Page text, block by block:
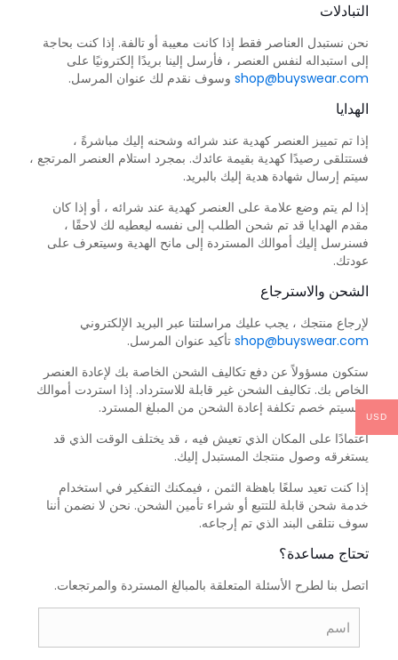
التبادلات
نحن نستبدل العناصر فقط إذا كانت معيبة أو تالفة. إذا كنت بحاجة
إلى استبداله لنفس العنصر ، فأرسل إلينا بريدًا إلكترونيًا على
shop@buyswear.com وسوف نقدم لك عنوان المرسل.
الهدايا
إذا تم تمييز العنصر كهدية عند شرائه وشحنه إليك مباشرةً ،
فستتلقى رصيدًا كهدية بقيمة عائدك. بمجرد استلام العنصر المرتجع ،
سيتم إرسال شهادة هدية إليك بالبريد.
إذا لم يتم وضع علامة على العنصر كهدية عند شرائه ، أو إذا كان
مقدم الهدايا قد تم شحن الطلب إلى نفسه ليعطيه لك لاحقًا ،
فسنرسل إليك أموالك المستردة إلى مانح الهدية وسيتعرف على
عودتك.
الشحن والاسترجاع
لإرجاع منتجك ، يجب عليك مراسلتنا عبر البريد الإلكتروني
shop@buyswear.com تأكيد عنوان المرسل.
ستكون مسؤولاً عن دفع تكاليف الشحن الخاصة بك لإعادة العنصر
الخاص بك. تكاليف الشحن غير قابلة للاسترداد. إذا استردت أموالك
، فسيتم خصم تكلفة إعادة الشحن من المبلغ المسترد.
اعتمادًا على المكان الذي تعيش فيه ، قد يختلف الوقت الذي قد
يستغرقه وصول منتجك المستبدل إليك.
إذا كنت تعيد سلعًا باهظة الثمن ، فيمكنك التفكير في استخدام
خدمة شحن قابلة للتتبع أو شراء تأمين الشحن. نحن لا نضمن أننا
سوف نتلقى البند الذي تم إرجاعه.
تحتاج مساعدة؟
اتصل بنا لطرح الأسئلة المتعلقة بالمبالغ المستردة والمرتجعات.
USD